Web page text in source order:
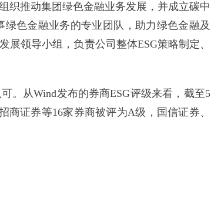
织推动集团绿色金融业务发展，并成立碳中
色金融业务的专业团队，助力绿色金融及
领导小组，负责公司整体ESG策略制定、
从Wind发布的券商ESG评级来看，截至5
证券等16家券商被评为A级，国信证券、